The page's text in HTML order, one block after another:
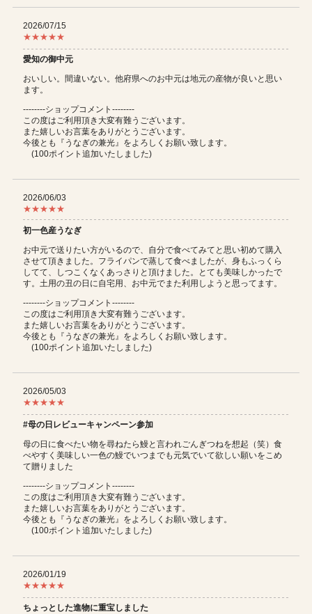
2026/07/15
★★★★★
愛知の御中元
おいしい。間違いない。他府県へのお中元は地元の産物が良いと思い
ます。
--------ショップコメント--------
この度はご利用頂き大変有難うございます。
また嬉しいお言葉をありがとうございます。
今後とも『うなぎの兼光』をよろしくお願い致します。
(100ポイント追加いたしました)
2026/06/03
★★★★★
初一色産うなぎ
お中元で送りたい方がいるので、自分で食べてみてと思い初めて購入
させて頂きました。フライパンで蒸して食べましたが、身もふっくら
してて、しつこくなくあっさりと頂けました。とても美味しかったで
す。土用の丑の日に自宅用、お中元でまた利用しようと思ってます。
--------ショップコメント--------
この度はご利用頂き大変有難うございます。
また嬉しいお言葉をありがとうございます。
今後とも『うなぎの兼光』をよろしくお願い致します。
(100ポイント追加いたしました)
2026/05/03
★★★★★
#母の日レビューキャンペーン参加
母の日に食べたい物を尋ねたら鰻と言われごんぎつねを想起（笑）食
べやすく美味しい一色の鰻でいつまでも元気でいて欲しい願いをこめ
て贈りました
--------ショップコメント--------
この度はご利用頂き大変有難うございます。
また嬉しいお言葉をありがとうございます。
今後とも『うなぎの兼光』をよろしくお願い致します。
(100ポイント追加いたしました)
2026/01/19
★★★★★
ちょっとした進物に重宝しました